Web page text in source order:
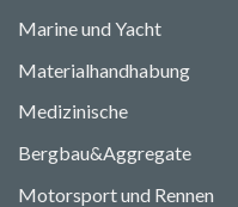
Marine und Yacht
Materialhandhabung
Medizinische
Bergbau&Aggregate
Motorsport und Rennen